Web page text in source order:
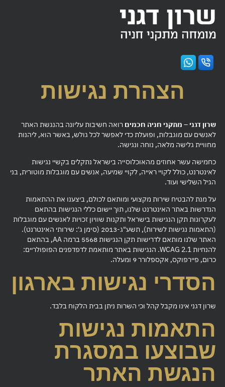
הצהרת נגישות
שרון דגני – מתקני חניה חכמים רואה חשיבות עליונה בהנגשת האתר
לאנשים עם מוגבלות, ופועלת כדי לאפשר לכל גולש, באשר הוא, ליהנות
מחוויית גלישה מלאה, נוחה ונגישה.
כחמישה עשר אחוזים מהאוכלוסייה בישראל נתקלים בקשיי נגישות
לאינטרנט, כולל לקויי ראייה, לקויי שמיעה, אנשים עם מוגבלות מוטורית, בני
הגיל השלישי ועוד.
על מנת להבטיח שירות מקצועי ומותאם לכולם, ביצענו את ההתאמות
הנדרשות באתר האינטרנט שלנו, תוך יישום כללי הנגישות בהתאם
לעקרונות תקן הנגישות בישראל ותקנות שוויון זכויות לאנשים עם מוגבלות
(התאמות נגישות לשירות), תשע"ג-2013 (סימן ג': שירותי האינטרנט).
האתר שלנו מותאם לדרישות תקן הנגישות 5568 ברמה AA, בהתאם
להנחיות WCAG 2.1. הנגישות באתר מותאמת לדפדפנים הפופולריים:
כרום, פיירפוקס, אקספלורר 9 ומעלה.
הסדרי נגישות בארגון
שרון דגני אינו מקבל קהל וכי השרות ניתן בבית הלקוח בלבד.
התאמות נגישות
שבוצעו במסגרת
הנגשת האתר